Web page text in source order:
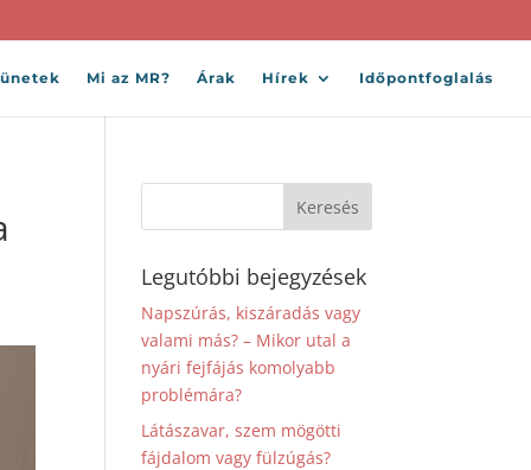
Mi az MR? Árak Hírek Időpontfoglalás
Legutóbbi bejegyzések
Napszúrás, kiszáradás vagy
valami más? – Mikor utal a
nyári fejfájás komolyabb
problémára?
Látászavar, szem mögötti
fájdalom vagy fülzúgás?